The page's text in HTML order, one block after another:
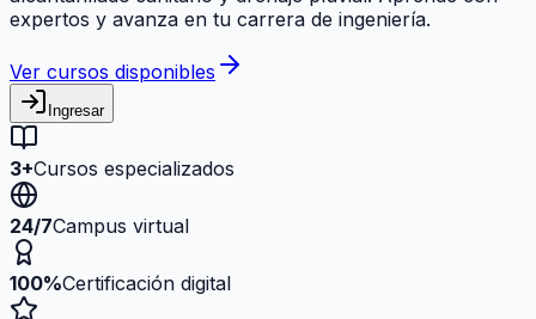
expertos y avanza en tu carrera de ingeniería.
Ver cursos disponibles
Ingresar
3+Cursos especializados
24/7Campus virtual
100%Certificación digital